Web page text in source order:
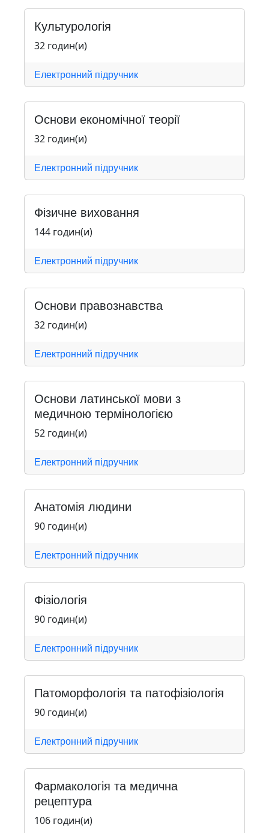
Культурологія
32 годин(и)
Електронний підручник
Основи економічної теорії
32 годин(и)
Електронний підручник
Фізичне виховання
144 годин(и)
Електронний підручник
Основи правознавства
32 годин(и)
Електронний підручник
Основи латинської мови з
медичною термінологією
52 годин(и)
Електронний підручник
Анатомія людини
90 годин(и)
Електронний підручник
Фізіологія
90 годин(и)
Електронний підручник
Патоморфологія та патофізіологія
90 годин(и)
Електронний підручник
Фармакологія та медична
рецептура
106 годин(и)